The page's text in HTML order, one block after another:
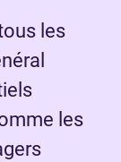
les
les